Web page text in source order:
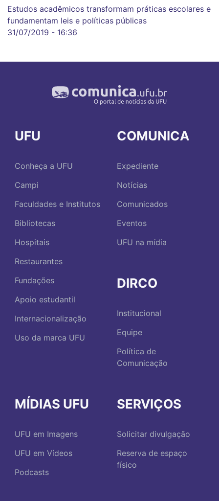
Estudos acadêmicos transformam práticas escolares e
fundamentam leis e políticas públicas
31/07/2019 - 16:36
UFU
Conheça a UFU
Campi
Faculdades e Institutos
Bibliotecas
Hospitais
Restaurantes
Fundações
Apoio estudantil
Internacionalização
Uso da marca UFU
COMUNICA
Expediente
Notícias
Comunicados
Eventos
UFU na mídia
DIRCO
Institucional
Equipe
Política de
Comunicação
MÍDIAS UFU
UFU em Imagens
UFU em Vídeos
Podcasts
SERVIÇOS
Solicitar divulgação
Reserva de espaço
físico